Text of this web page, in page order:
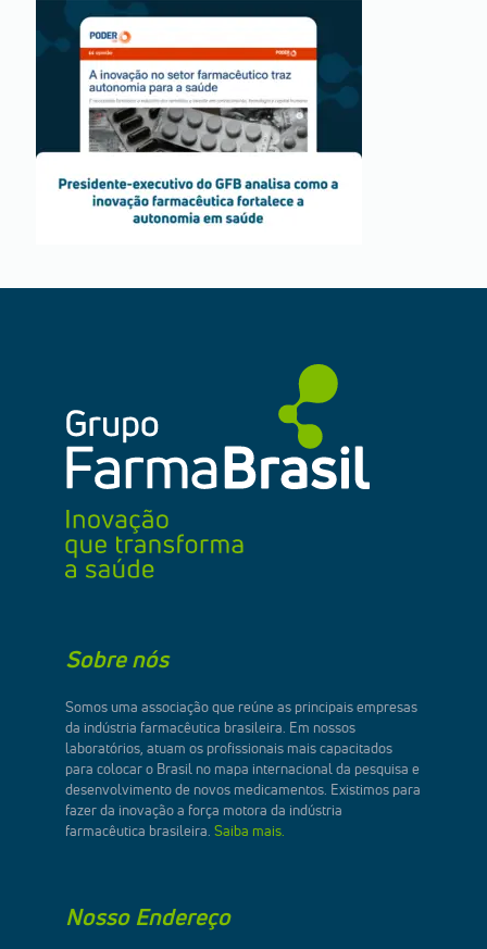
Sobre nós
Somos uma associação que reúne as principais empresas
da indústria farmacêutica brasileira. Em nossos
laboratórios, atuam os profissionais mais capacitados
para colocar o Brasil no mapa internacional da pesquisa e
desenvolvimento de novos medicamentos. Existimos para
fazer da inovação a força motora da indústria
farmacêutica brasileira. Saiba mais.
Nosso Endereço